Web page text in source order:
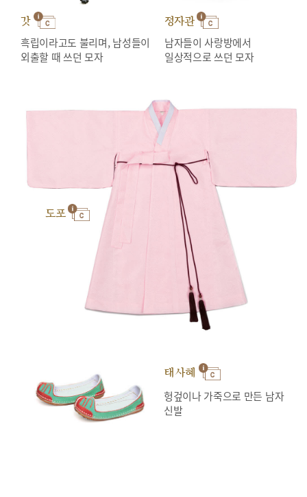
갓
흑립이라고도 불리며, 남성들이
외출할 때 쓰던 모자
정자관
남자들이 사랑방에서
일상적으로 쓰던 모자
도포
태사혜
헝겊이나 가죽으로 만든 남자
신발